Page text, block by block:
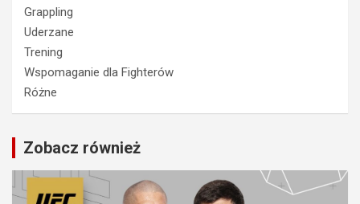
Grappling
Uderzane
Trening
Wspomaganie dla Fighterów
Różne
Zobacz również